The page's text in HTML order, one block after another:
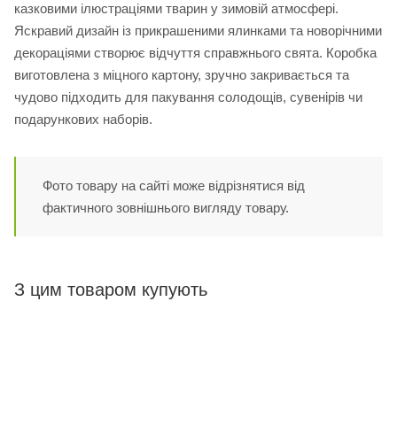
казковими ілюстраціями тварин у зимовій атмосфері.
Яскравий дизайн із прикрашеними ялинками та новорічними
декораціями створює відчуття справжнього свята. Коробка
виготовлена з міцного картону, зручно закривається та
чудово підходить для пакування солодощів, сувенірів чи
подарункових наборів.
Фото товару на сайті може відрізнятися від
фактичного зовнішнього вигляду товару.
З цим товаром купують